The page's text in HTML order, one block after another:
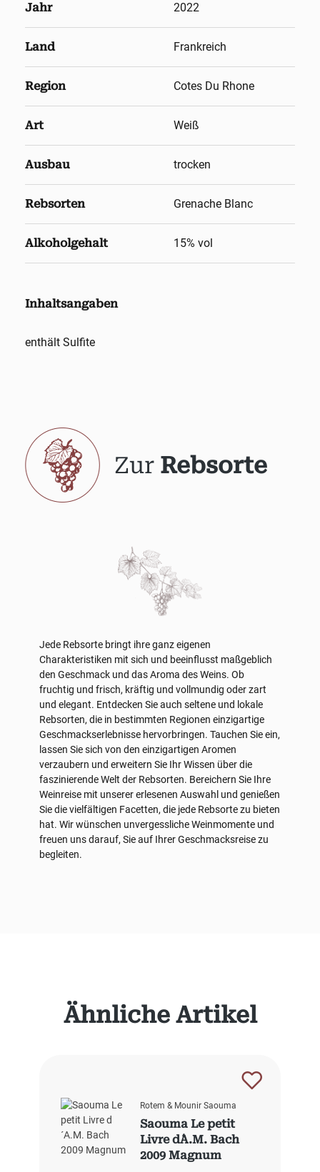
Produktgalerie überspringen
Ähnliche Artikel
Rotem & Mounir Saouma
Saouma Le petit
Livre d´A.M. Bach
2009 Magnum
Jahr 2022
Land Frankreich
Region Cotes Du Rhone
Art Weiß
Ausbau trocken
Rebsorten Grenache Blanc
Alkoholgehalt 15% vol
Inhaltsangaben
enthält Sulfite
Zur Rebsorte
Jede Rebsorte bringt ihre ganz eigenen
Charakteristiken mit sich und beeinflusst maßgeblich
den Geschmack und das Aroma des Weins. Ob
fruchtig und frisch, kräftig und vollmundig oder zart
und elegant. Entdecken Sie auch seltene und lokale
Rebsorten, die in bestimmten Regionen einzigartige
Geschmackserlebnisse hervorbringen. Tauchen Sie ein,
lassen Sie sich von den einzigartigen Aromen
verzaubern und erweitern Sie Ihr Wissen über die
faszinierende Welt der Rebsorten. Bereichern Sie Ihre
Weinreise mit unserer erlesenen Auswahl und genießen
Sie die vielfältigen Facetten, die jede Rebsorte zu bieten
hat. Wir wünschen unvergessliche Weinmomente und
freuen uns darauf, Sie auf Ihrer Geschmacksreise zu
begleiten.